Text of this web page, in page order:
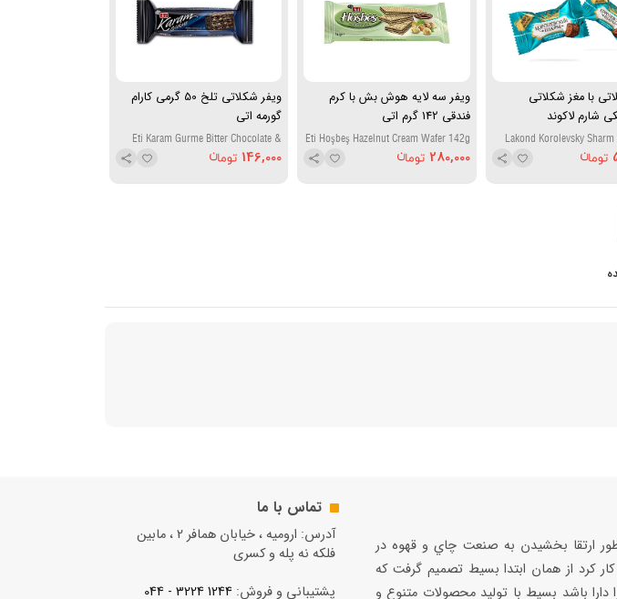
با مغز شکلاتی
شارم لاکوند
Lakond Korolevsky Sharm
ویفر سه لایه هوش بش با کرم
فندقی 142 گرم اتی
Eti Hoşbeş Hazelnut Cream Wafer 142g
280,000
ویفر شکلاتی تلخ 50 گرمی کارام
گورمه اتی
Eti Karam Gurme Bitter Chocolate &
Cream Wafer 50g
146,000
سال ۱۳۶۹ به منظور ارتقا بخشيدن به صنعت چاي و قهوه در
كرد از همان ابتدا بسيط تصميم گرفت كه
باشد بسيط با توليد محصولات متنوع و
تماس با ما
آدرس: ارومیه ، خیابان همافر 2 ، مابين
فلكه نه پله و کسری
پشتیبانی و فروش: 1244 3224 - 044